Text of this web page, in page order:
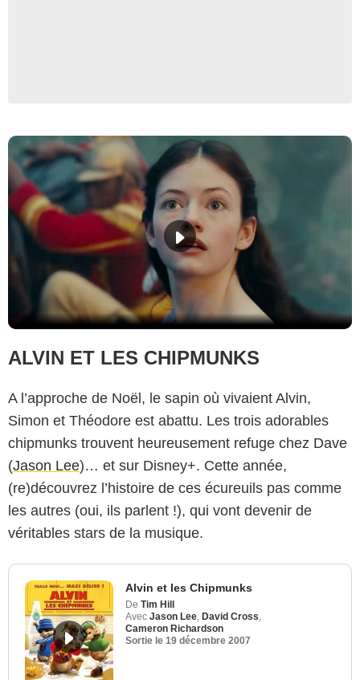
ALVIN ET LES CHIPMUNKS
A l’approche de Noël, le sapin où vivaient Alvin,
Simon et Théodore est abattu. Les trois adorables
chipmunks trouvent heureusement refuge chez Dave
(Jason Lee)… et sur Disney+. Cette année,
(re)découvrez l’histoire de ces écureuils pas comme
les autres (oui, ils parlent !), qui vont devenir de
véritables stars de la musique.
Alvin et les Chipmunks
De Tim Hill
Avec Jason Lee, David Cross,
Cameron Richardson
Sortie le 19 décembre 2007